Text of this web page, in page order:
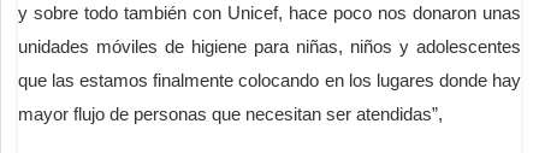
y sobre todo también con Unicef, hace poco nos donaron unas
unidades móviles de higiene para niñas, niños y adolescentes
que las estamos finalmente colocando en los lugares donde hay
mayor flujo de personas que necesitan ser atendidas”,